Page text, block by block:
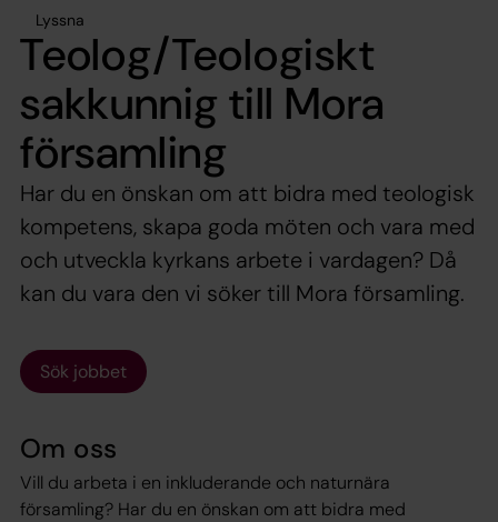
Lyssna
Teolog/Teologiskt
sakkunnig till Mora
församling
Har du en önskan om att bidra med teologisk
kompetens, skapa goda möten och vara med
och utveckla kyrkans arbete i vardagen? Då
kan du vara den vi söker till Mora församling.
Sök jobbet
Om oss
Vill du arbeta i en inkluderande och naturnära
församling? Har du en önskan om att bidra med